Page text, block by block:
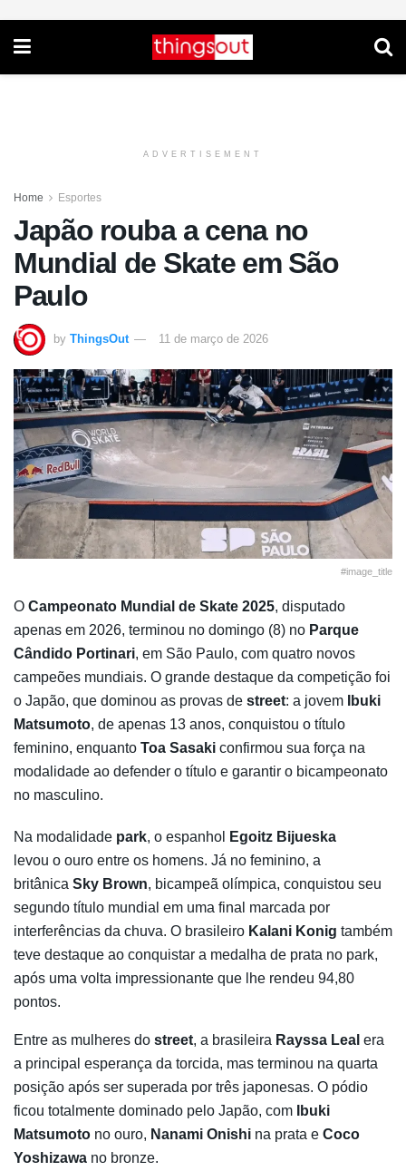
ADVERTISEMENT
Home Esportes
Japão rouba a cena no
Mundial de Skate em São
Paulo
by ThingsOut 11 de março de 2026
#image_title
O Campeonato Mundial de Skate 2025, disputado
apenas em 2026, terminou no domingo (8) no Parque
Cândido Portinari, em São Paulo, com quatro novos
campeões mundiais. O grande destaque da competição foi
o Japão, que dominou as provas de street: a jovem
Ibuki
Matsumoto, de apenas 13 anos, conquistou o título
feminino, enquanto Toa Sasaki confirmou sua força na
modalidade ao defender o título e garantir o bicampeonato
no masculino.
Na modalidade park, o espanhol
Egoitz Bijueska
levou o ouro entre os homens. Já no feminino, a
britânica Sky Brown, bicampeã olímpica, conquistou seu
segundo título mundial em uma final marcada por
interferências da chuva. O brasileiro Kalani Konig também
teve destaque ao conquistar a medalha de prata no park,
após uma volta impressionante que lhe rendeu 94,80
pontos.
Entre as mulheres do street, a brasileira Rayssa Leal era
a principal esperança da torcida, mas terminou na quarta
posição após ser superada por três japonesas. O pódio
ficou totalmente dominado pelo Japão, com
Ibuki
Matsumoto no ouro, Nanami Onishi na prata e Coco
Yoshizawa no bronze.